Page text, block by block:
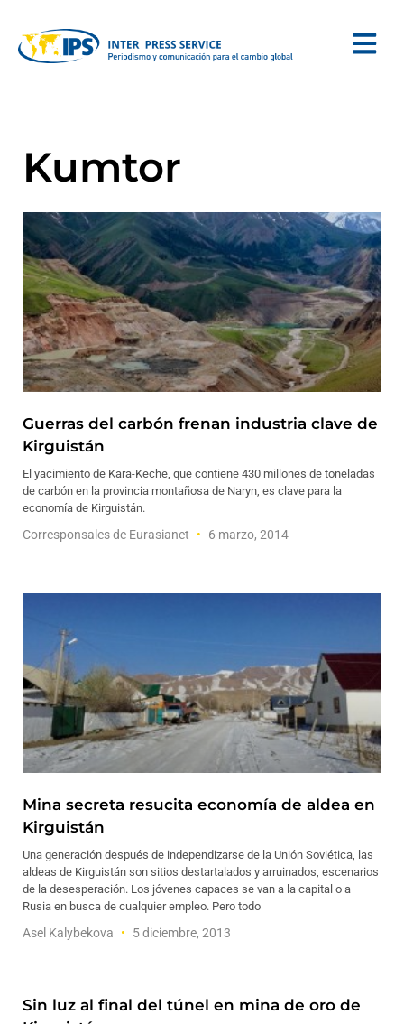
Kumtor
Guerras del carbón frenan industria clave de
Kirguistán
El yacimiento de Kara-Keche, que contiene 430 millones de toneladas
de carbón en la provincia montañosa de Naryn, es clave para la
economía de Kirguistán.
Corresponsales de Eurasianet 6 marzo, 2014
Mina secreta resucita economía de aldea en
Kirguistán
Una generación después de independizarse de la Unión Soviética, las
aldeas de Kirguistán son sitios destartalados y arruinados, escenarios
de la desesperación. Los jóvenes capaces se van a la capital o a
Rusia en busca de cualquier empleo. Pero todo
Asel Kalybekova 5 diciembre, 2013
Sin luz al final del túnel en mina de oro de